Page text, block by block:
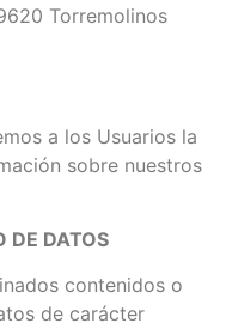
Torremolinos
a los Usuarios la
sobre nuestros
DE DATOS
contenidos o
de carácter